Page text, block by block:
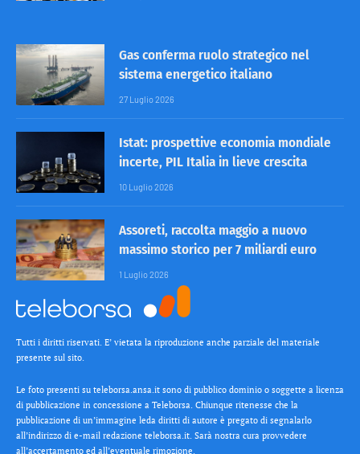
Gas conferma ruolo strategico nel
sistema energetico italiano
27 Luglio 2026
Istat: prospettive economia mondiale
incerte, PIL Italia in lieve crescita
10 Luglio 2026
Assoreti, raccolta maggio a nuovo
massimo storico per 7 miliardi euro
1 Luglio 2026
Tutti i diritti riservati. E’ vietata la riproduzione anche parziale del materiale
presente sul sito.
Le foto presenti su teleborsa.ansa.it sono di pubblico dominio o soggette a licenza
di pubblicazione in concessione a Teleborsa. Chiunque ritenesse che la
pubblicazione di un’immagine leda diritti di autore è pregato di segnalarlo
all’indirizzo di e-mail redazione teleborsa.it. Sarà nostra cura provvedere
all’accertamento ed all’eventuale rimozione.